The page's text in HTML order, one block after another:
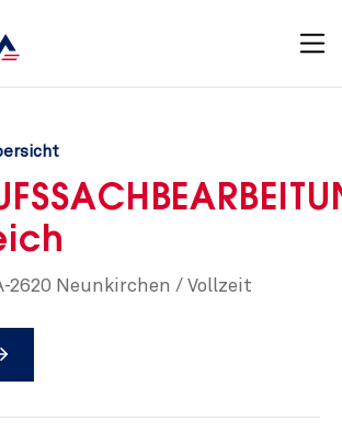
2620 Neunkirchen / Vollzeit